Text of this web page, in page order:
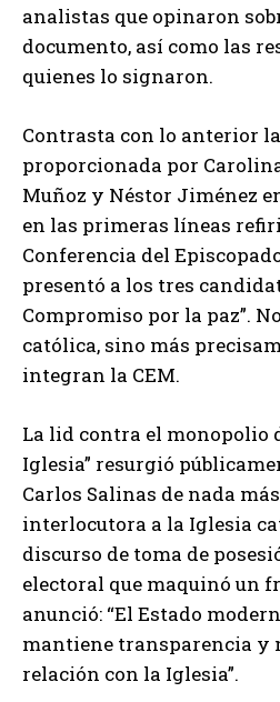
analistas que opinaron
documento, así como las
quienes lo signaron.
Contrasta con lo anterior
proporcionada por
Muñoz y Néstor Jiménez
en las primeras líneas
Conferencia del
presentó a los tres
Compromiso por la paz”.
católica, sino más
integran la CEM.
La lid contra el monopolio
Iglesia” resurgió
Carlos Salinas de nada
interlocutora a la Iglesia
discurso de toma de
electoral que maquinó un
anunció: “El Estado
mantiene transparencia y
relación con la Iglesia”.